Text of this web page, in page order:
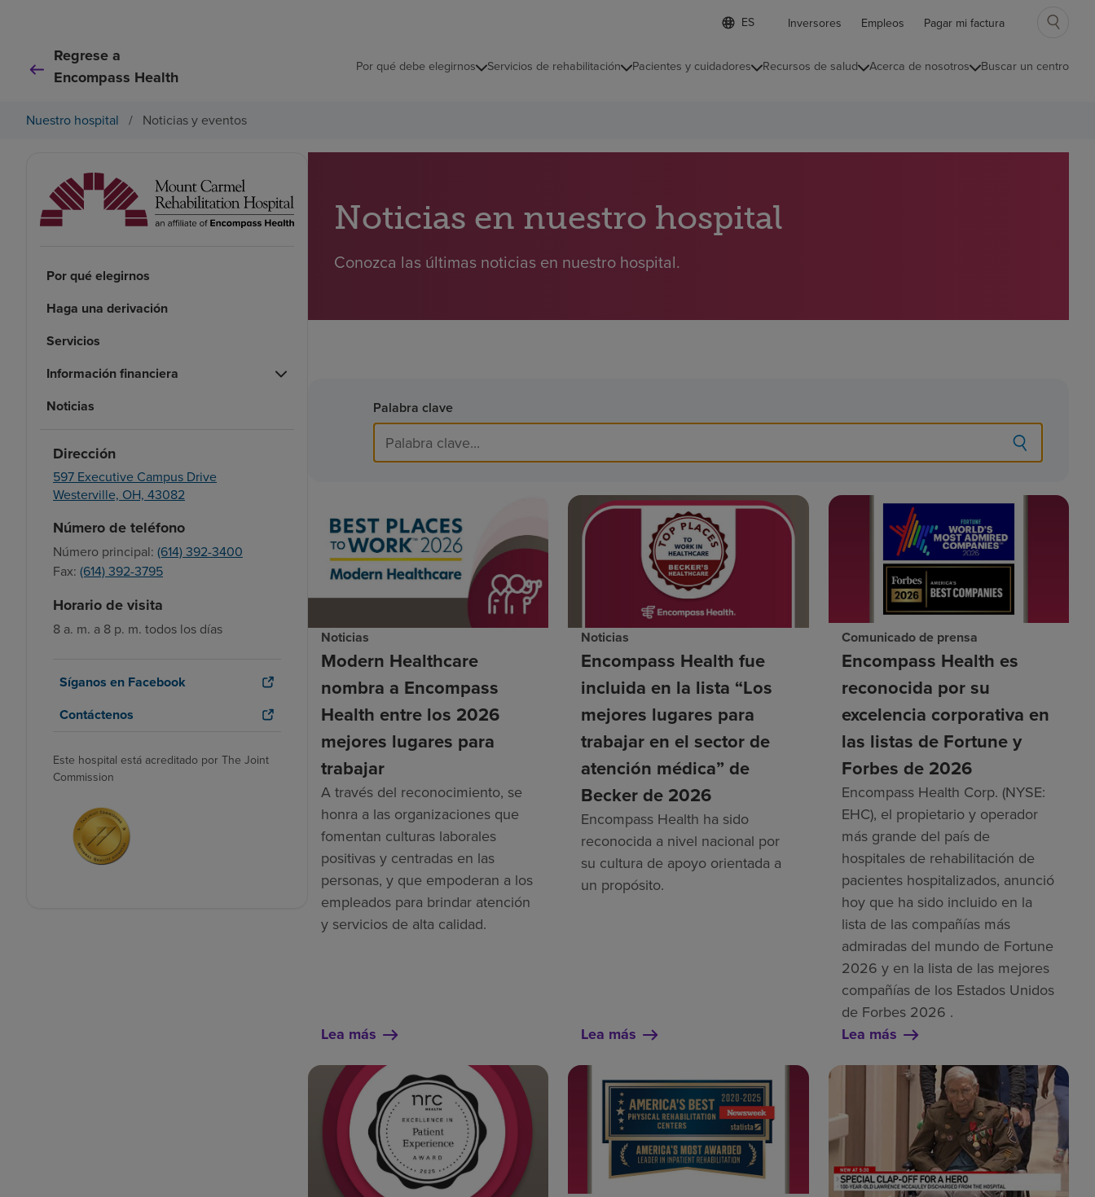
Lista
de
contraída
d
o
e
o
n
Inversores Empleos Pagar mi factura
Regrese a
Encompass Health
Por qué debe elegirnos Servicios de rehabilitación Pacientes y cuidadores Recursos de salud Acerca de nosotros Buscar un centro
Nuestro hospital / Noticias y eventos
Por qué elegirnos
Haga una derivación
Servicios
Información financiera
Noticias
Dirección
597 Executive Campus Drive
Westerville, OH, 43082
Número de teléfono
Número principal: (614) 392-3400
Fax: (614) 392-3795
Horario de visita
8 a. m. a 8 p. m. todos los días
Síganos en Facebook
Contáctenos
Este hospital está acreditado por The Joint
Commission
Noticias en nuestro hospital
Conozca las últimas noticias en nuestro hospital.
Palabra clave
Noticias
Modern Healthcare
nombra a Encompass
Health entre los 2026
mejores lugares para
trabajar
A través del reconocimiento, se
honra a las organizaciones que
fomentan culturas laborales
positivas y centradas en las
personas, y que empoderan a los
empleados para brindar atención
y servicios de alta calidad.
Lea más
Noticias
Encompass Health fue
incluida en la lista “Los
mejores lugares para
trabajar en el sector de
atención médica” de
Becker de 2026
Encompass Health ha sido
reconocida a nivel nacional por
su cultura de apoyo orientada a
un propósito.
Lea más
Comunicado de prensa
Encompass Health es
reconocida por su
excelencia corporativa en
las listas de Fortune y
Forbes de 2026
Encompass Health Corp. (NYSE:
EHC), el propietario y operador
más grande del país de
hospitales de rehabilitación de
pacientes hospitalizados, anunció
hoy que ha sido incluido en la
lista de las compañías más
admiradas del mundo de Fortune
2026 y en la lista de las mejores
compañías de los Estados Unidos
de Forbes 2026 .
Lea más